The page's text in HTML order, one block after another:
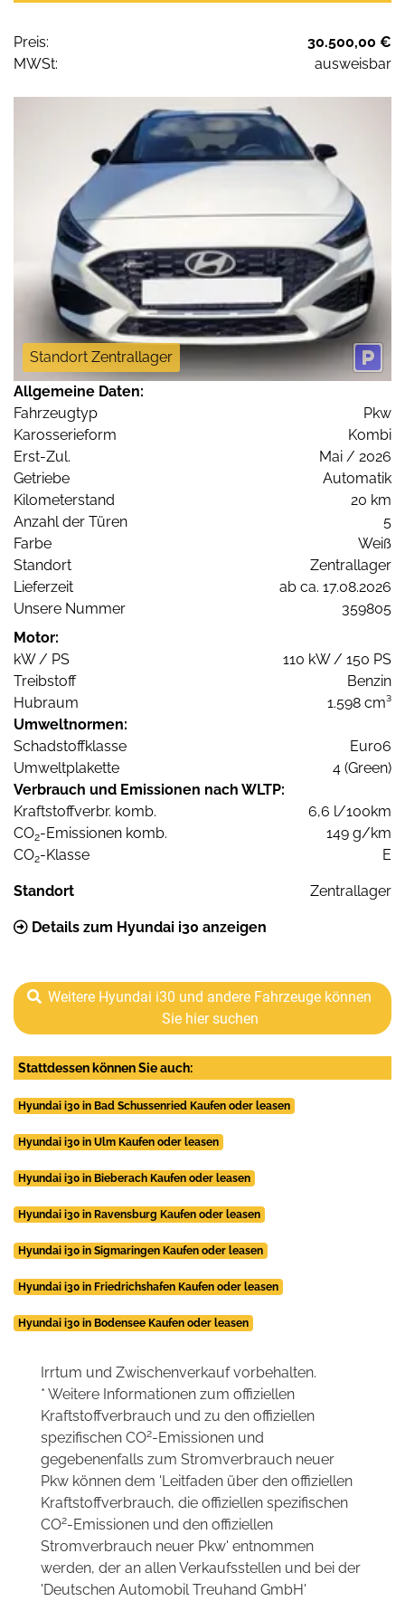
Preis:
30.500,00 €
MWSt:
ausweisbar
Standort Zentrallager
Allgemeine Daten:
Fahrzeugtyp
Pkw
Karosserieform
Kombi
Erst-Zul.
Mai / 2026
Getriebe
Automatik
Kilometerstand
20 km
Anzahl der Türen
5
Farbe
Weiß
Standort
Zentrallager
Lieferzeit
ab ca. 17.08.2026
Unsere Nummer
359805
Motor:
kW / PS
110 kW / 150 PS
Treibstoff
Benzin
Hubraum
1.598 cm³
Umweltnormen:
Schadstoffklasse
Euro6
Umweltplakette
4 (Green)
Verbrauch und Emissionen nach WLTP:
Kraftstoffverbr. komb.
6,6 l/100km
CO2-Emissionen komb.
149 g/km
CO2-Klasse E
Standort Zentrallager
Details zum Hyundai i30 anzeigen
Weitere Hyundai i30 und andere Fahrzeuge können
Sie hier suchen
Stattdessen können Sie auch:
Hyundai i30 in Bad Schussenried Kaufen oder leasen
Hyundai i30 in Ulm Kaufen oder leasen
Hyundai i30 in Bieberach Kaufen oder leasen
Hyundai i30 in Ravensburg Kaufen oder leasen
Hyundai i30 in Sigmaringen Kaufen oder leasen
Hyundai i30 in Friedrichshafen Kaufen oder leasen
Hyundai i30 in Bodensee Kaufen oder leasen
Irrtum und Zwischenverkauf vorbehalten.
* Weitere Informationen zum offiziellen
Kraftstoffverbrauch und zu den offiziellen
spezifischen CO2-Emissionen und
gegebenenfalls zum Stromverbrauch neuer
Pkw können dem 'Leitfaden über den offiziellen
Kraftstoffverbrauch, die offiziellen spezifischen
CO2-Emissionen und den offiziellen
Stromverbrauch neuer Pkw' entnommen
werden, der an allen Verkaufsstellen und bei der
'Deutschen Automobil Treuhand GmbH'